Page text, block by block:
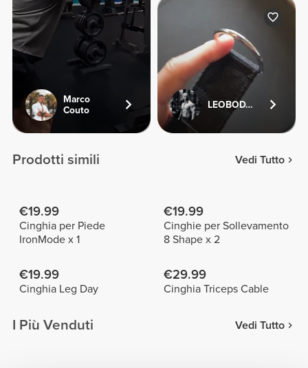
Marco
Couto
LEOBODYFITNESS
Prodotti simili Vedi Tutto
€19.99
Cinghia per Piede
IronMode x 1
€19.99
Cinghie per Sollevamento
8 Shape x 2
€19.99
Cinghia Leg Day
€29.99
Cinghia Triceps Cable
I Più Venduti Vedi Tutto